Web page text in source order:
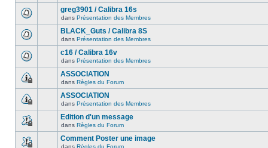
greg3901 / Calibra 16s
dans Présentation des Membres
BLACK_Guts / Calibra 8S
dans Présentation des Membres
c16 / Calibra 16v
dans Présentation des Membres
ASSOCIATION
dans Règles du Forum
ASSOCIATION
dans Présentation des Membres
Edition d'un message
dans Règles du Forum
Comment Poster une image
dans Règles du Forum